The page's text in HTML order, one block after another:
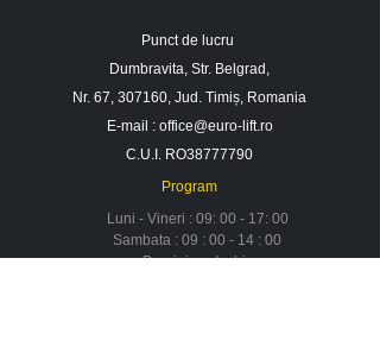
Punct de lucru
Dumbravita, Str. Belgrad,
Nr. 67, 307160, Jud. Timiș, Romania
E-mail : office@euro-lift.ro
C.U.I. RO38777790
Program
Luni - Vineri : 09: 00 - 17: 00
Sambata : 09 : 00 - 14 : 00
Duminica : Inchis